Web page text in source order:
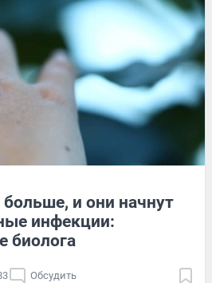
и они начнут
инфекции:
биолога
Обсудить